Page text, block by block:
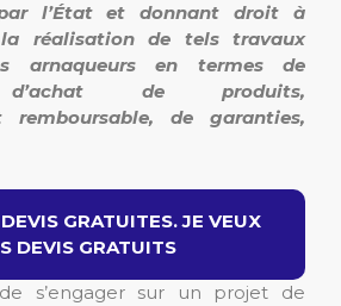
par l’État et donnant droit à
la réalisation de tels travaux
arnaqueurs en termes de
d’achat de produits,
remboursable, de garanties,
GRATUITES. JE VEUX
DEVIS GRATUITS
s’engager sur un projet de